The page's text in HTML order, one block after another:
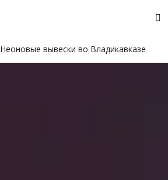
Неоновые вывески во Владикавказе